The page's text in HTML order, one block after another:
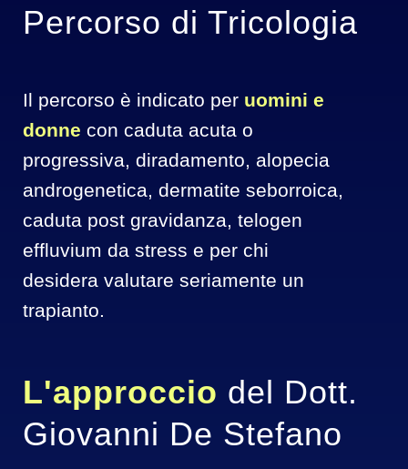
Percorso di Tricologia
Il percorso è indicato per uomini e
donne con caduta acuta o
progressiva, diradamento, alopecia
androgenetica, dermatite seborroica,
caduta post gravidanza, telogen
effluvium da stress e per chi
desidera valutare seriamente un
trapianto.
L'approccio del Dott.
Giovanni De Stefano